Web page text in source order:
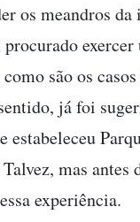
os meandros
são os
já foi
estabeleceu
mas antes
experiência.